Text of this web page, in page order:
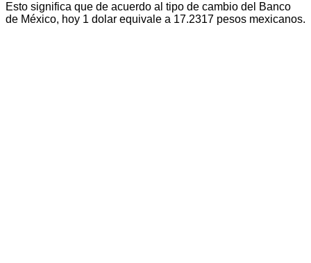
Esto significa que de acuerdo al tipo de cambio del Banco
de México, hoy 1 dolar equivale a 17.2317 pesos mexicanos.